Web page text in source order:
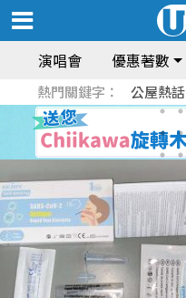
演唱會 優惠著數
熱門關鍵字： 公屋熱話